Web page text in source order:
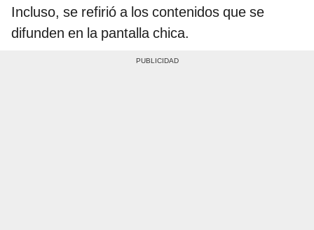
Incluso, se refirió a los contenidos que se
difunden en la pantalla chica.